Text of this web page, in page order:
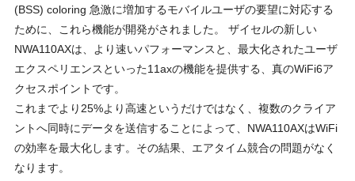
(BSS) coloring 急激に増加するモバイルユーザの要望に対応する
ために、これら機能が開発がされました。 ザイセルの新しい
NWA110AXは、より速いパフォーマンスと、最大化されたユーザ
エクスペリエンスといった11axの機能を提供する、真のWiFi6ア
クセスポイントです。
これまでより25%より高速というだけではなく、複数のクライア
ントへ同時にデータを送信することによって、NWA110AXはWiFi
の効率を最大化します。その結果、エアタイム競合の問題がなく
なります。